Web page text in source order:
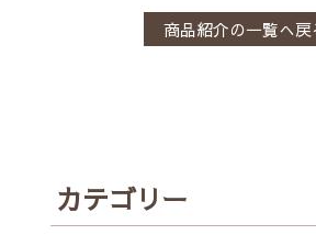
商品紹介の一覧へ戻
カテゴリー